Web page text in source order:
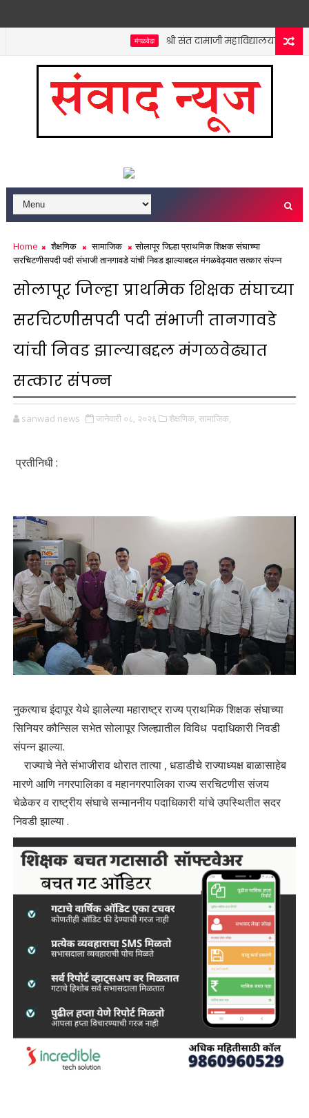
मंगळवेढा श्री संत दामाजी महाविद्यालयात कनिष्ठ
Home शैक्षणिक सामाजिक
सोलापूर जिल्हा प्राथमिक शिक्षक संघाच्या
सरचिटणीसपदी पदी संभाजी तानगावडे यांची निवड झाल्याबद्दल मंगळवेढ्यात सत्कार संपन्न
सोलापूर जिल्हा प्राथमिक शिक्षक संघाच्या
सरचिटणीसपदी पदी संभाजी तानगावडे
यांची निवड झाल्याबद्दल मंगळवेढ्यात
सत्कार संपन्न
sanwad news जानेवारी ०८, २०२६ शैक्षणिक, सामाजिक,
प्रतीनिधी :
नुकत्याच इंदापूर येथे झालेल्या महाराष्ट्र राज्य प्राथमिक शिक्षक संघाच्या
सिनियर कौन्सिल सभेत सोलापूर जिल्ह्यातील विविध पदाधिकारी निवडी
संपन्न झाल्या.
राज्याचे नेते संभाजीराव थोरात तात्या , धडाडीचे राज्याध्यक्ष बाळासाहेब
मारणे आणि नगरपालिका व महानगरपालिका राज्य सरचिटणीस संजय
चेळेकर व राष्ट्रीय संघाचे सन्माननीय पदाधिकारी यांचे उपस्थितीत सदर
निवडी झाल्या .